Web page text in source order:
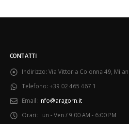
CONTATTI
Indirizzo:
Via Vittoria Colonna 49,
Telefono: +39 02 465 467 1
Email: Info@aragorn.it